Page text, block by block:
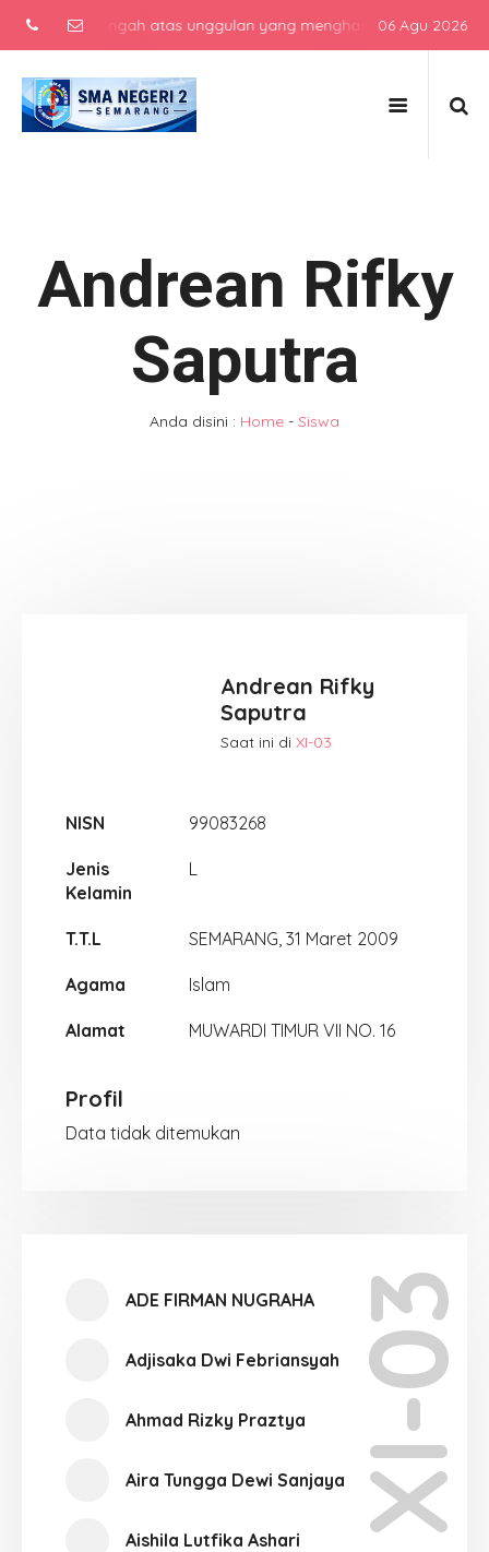
menengah atas unggulan yang menghasilkan lulusan
06 Agu 2026
Andrean Rifky
Saputra
Anda disini : Home - Siswa
Andrean Rifky
Saputra
Saat ini diXI-03
NISN 99083268
Jenis
Kelamin
L
T.T.L SEMARANG, 31 Maret 2009
Agama Islam
Alamat MUWARDI TIMUR VII NO. 16
Profil
Data tidak ditemukan
XI-03
ADE FIRMAN NUGRAHA
Adjisaka Dwi Febriansyah
Ahmad Rizky Praztya
Aira Tungga Dewi Sanjaya
Aishila Lutfika Ashari